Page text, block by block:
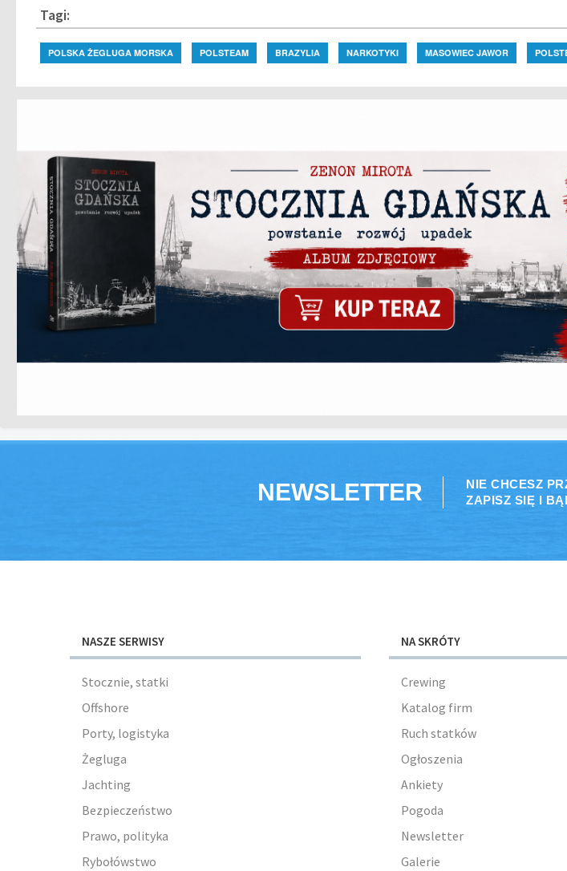
Tagi:
POLSKA ŻEGLUGA MORSKA POLSTEAM BRAZYLIA NARKOTYKI MASOWIEC JAWOR
NEWSLETTER
NIE CHCESZ
ZAPISZ SIĘ I
NASZE SERWISY
Stocznie, statki
Offshore
Porty, logistyka
Żegluga
Jachting
Bezpieczeństwo
Prawo, polityka
Rybołówstwo
NA SKRÓTY
Crewing
Katalog firm
Ruch statków
Ogłoszenia
Ankiety
Pogoda
Newsletter
Galerie